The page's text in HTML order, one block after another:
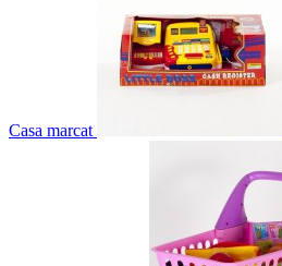
Casa marcat